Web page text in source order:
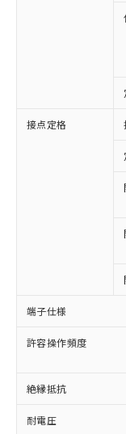
接点定格
端子仕様
許容操作頻度
絶縁抵抗
耐電圧
ご利
以下の条
本
商
(税
当
本
こ
在
記
タ
準
対応
非含有に
対応予定：
有に対応
対応予定
非含有に
調査・確
非含有の
非該当品
害物質有
仕入先様
いたもの
むを得ず
*EU RoHS指令
鉛(Pb)
六価クロム
「○」：
基準値以
「×」：最
基準値を
「－」：
当
為
（
ま
国
可)